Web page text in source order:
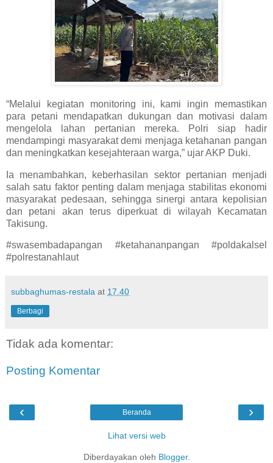
“Melalui kegiatan monitoring ini, kami ingin memastikan
para petani mendapatkan dukungan dan motivasi dalam
mengelola lahan pertanian mereka. Polri siap hadir
mendampingi masyarakat demi menjaga ketahanan pangan
dan meningkatkan kesejahteraan warga,” ujar AKP Duki.
Ia menambahkan, keberhasilan sektor pertanian menjadi
salah satu faktor penting dalam menjaga stabilitas ekonomi
masyarakat pedesaan, sehingga sinergi antara kepolisian
dan petani akan terus diperkuat di wilayah Kecamatan
Takisung.
#swasembadapangan #ketahananpangan #poldakalsel
#polrestanahlaut
subbaghumas-restala at 17.40
Berbagi
Tidak ada komentar:
Posting Komentar
‹ ›
Beranda
Lihat versi web
Diberdayakan oleh Blogger.